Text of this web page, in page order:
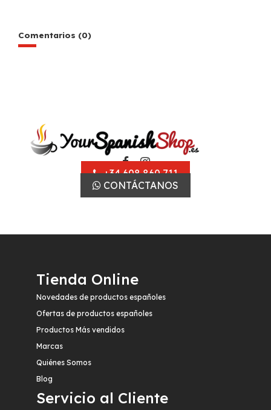
Comentarios (0)
+34 608 860 711
CONTÁCTANOS
Tienda Online
Novedades de productos españoles
Ofertas de productos españoles
Productos Más vendidos
Marcas
Quiénes Somos
Blog
Servicio al Cliente